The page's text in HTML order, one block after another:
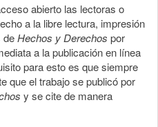
abierto las lectoras o
a la libre lectura, impresión
deHechos y Derechos por
a la publicación en línea
para esto es que siempre
que el trabajo se publicó por
y se cite de manera